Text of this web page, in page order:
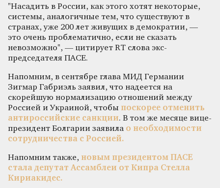
"Насадить в России, как этого хотят некоторые,
системы, аналогичные тем, что существуют в
странах, уже 200 лет живущих в демократии, —
это очень проблематично, если не сказать
невозможно", — цитирует RT слова экс-
председателя ПАСЕ.
Напомним, в сентябре глава МИД Германии
Зигмар Габриэль заявил, что надеется на
скорейшую нормализацию отношений между
Россией и Украиной, чтобы поскорее отменить
антироссийские санкции. В том же месяце вице-
президент Болгарии заявила о необходимости
сотрудничества с Россией.
Напомним также, новым президентом ПАСЕ
стала депутат Ассамблеи от Кипра Стелла
Кириакидес.